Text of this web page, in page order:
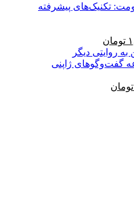
تکنیک‌های پیشرفته
۱,۳۵۰,۰۰۰ تومان
تومان
فعلی:
۱,۰۰۰,۰۰۰ تومان.
گفت‌وگوهای ژاپنی
تومان